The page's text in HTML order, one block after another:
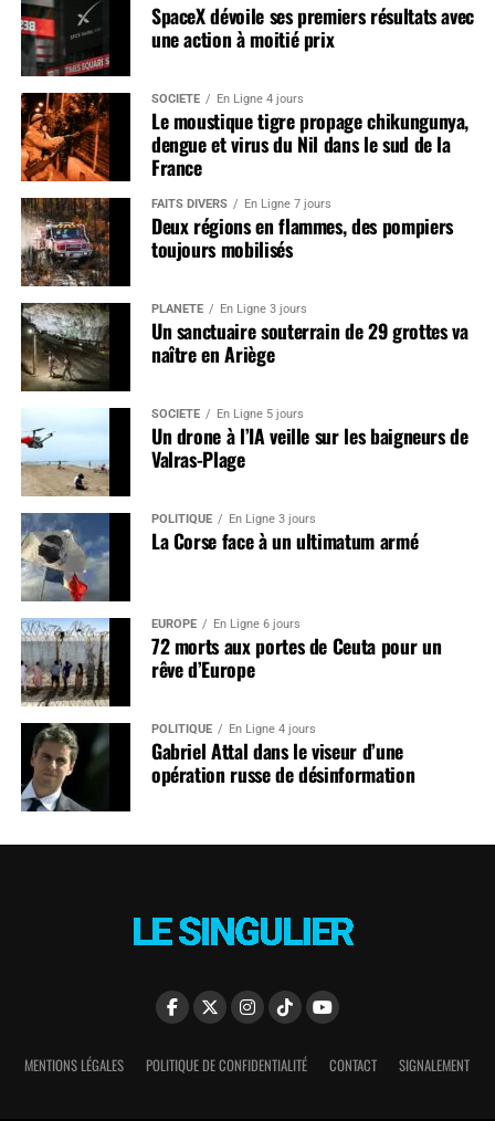
SpaceX dévoile ses premiers résultats avec
une action à moitié prix
SOCIÉTÉ En Ligne 4 jours
Le moustique tigre propage chikungunya,
dengue et virus du Nil dans le sud de la
France
FAITS DIVERS En Ligne 7 jours
Deux régions en flammes, des pompiers
toujours mobilisés
PLANÈTE En Ligne 3 jours
Un sanctuaire souterrain de 29 grottes va
naître en Ariège
SOCIÉTÉ En Ligne 5 jours
Un drone à l’IA veille sur les baigneurs de
Valras-Plage
POLITIQUE En Ligne 3 jours
La Corse face à un ultimatum armé
EUROPE En Ligne 6 jours
72 morts aux portes de Ceuta pour un
rêve d’Europe
POLITIQUE En Ligne 4 jours
Gabriel Attal dans le viseur d’une
opération russe de désinformation
MENTIONS LÉGALES POLITIQUE DE CONFIDENTIALITÉ CONTACT SIGNALEMENT